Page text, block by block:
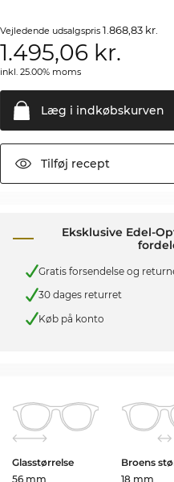
Vejledende udsalgspris1.868,83 kr.
1.495,06 kr.
inkl. 25.00% moms
Læg i indkøbskurven
Tilføj recept
Eksklusive Edel-
Gratis forsendelse og
30 dages returret
Køb på konto
Glasstørrelse
56 mm
Broens
18 mm